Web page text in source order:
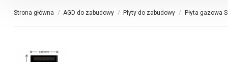
Strona główna AGD do zabudowy Płyty do zabudowy Płyta gazowa